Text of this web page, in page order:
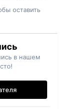
оставить
в нашем